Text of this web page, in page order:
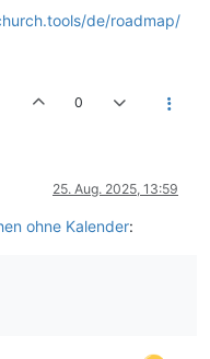
de/roadmap/
0
25. Aug. 2025, 13:59
ohne Kalender: